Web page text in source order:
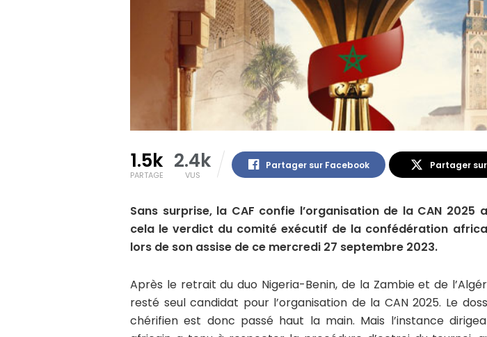
1.5k
PARTAGE
2.4k
VUS
Partager sur Facebook Partager
Sans surprise, la CAF confie l’organisation de la CAN 2025
cela le verdict du comité exécutif de la confédération
lors de son assise de ce mercredi 27 septembre 2023.
Après le retrait du duo Nigeria-Benin, de la Zambie et de
resté seul candidat pour l’organisation de la CAN 2025. Le
chérifien est donc passé haut la main. Mais l’instance